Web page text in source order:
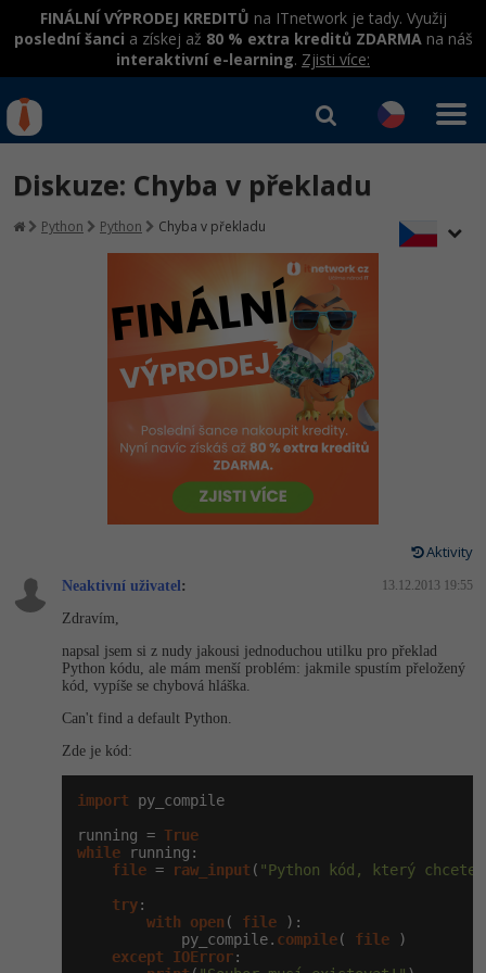
FINÁLNÍ VÝPRODEJ KREDITŮ na ITnetwork je tady. Využij
poslední šanci a získej až 80 % extra kreditů ZDARMAna náš
interaktivní e-learning. Zjisti více:
Rekvalifikace a kurzy
hrazené úřadem práce
Umělá inteligence v praxi
Datová analýza v praxi
Školení
Základy programování
Objektové programování - OOP
Umělá inteligence
HTML5, CSS3, Bootstrap, SEO
SQL a databáze
Testování a verzování
UML a návrhové vzory
React
Spring
ASP.NET MVC
Best practices
Školení dle technologií
C# .NET
PHP
JavaScript
Python
HTML / CSS
MS-SQL
Kurzy IT profesí
Junior programátor
Programátor WWW aplikací
Senior programátor
Front-end developer
Vývojář mobilních aplikací
Webdesigner
Systémový administrátor
Grafik / UX/UI návrhář
3D grafik
Projektový manažer
Databázový analytik
Kurzy programování
Jak začít?
-80%
C#.NET -80%
-80%
C++ -80%
Swift -80%
Kotlin
C -80%
VB.NET
SQL
Návrh SW -80%
Přihlásit se|Registrovat
Diskuze: Chyba v překladu
Python Python Chyba v překladu
Aktivity
Neaktivní uživatel: 13.12.2013 19:55
Zdravím,
napsal jsem si z nudy jakousi jednoduchou utilku pro překlad
Python kódu, ale mám menší problém: jakmile spustím přeložený
kód, vypíše se chybová hláška.
Can't find a default Python.
Zde je kód:
import py_compile
running = True
while running:
file = raw_input ( "Python kód, který
try:
with
open ( file ):
            py_compile.
compile( file )
except
IOError: